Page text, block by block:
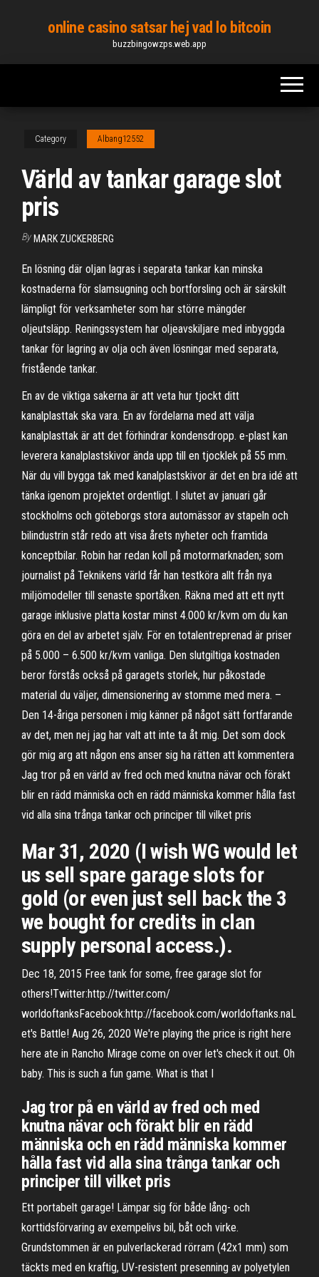
content
online casino satsar hej vad lo bitcoin
buzzbingowzps.web.app
Category Albang12552
Värld av tankar garage slot
pris
By MARK ZUCKERBERG
En lösning där oljan lagras i separata tankar kan minska
kostnaderna för slamsugning och bortforsling och är särskilt
lämpligt för verksamheter som har större mängder
oljeutsläpp. Reningssystem har oljeavskiljare med inbyggda
tankar för lagring av olja och även lösningar med separata,
fristående tankar.
En av de viktiga sakerna är att veta hur tjockt ditt
kanalplasttak ska vara. En av fördelarna med att välja
kanalplasttak är att det förhindrar kondensdropp. e-plast kan
leverera kanalplastskivor ända upp till en tjocklek på 55 mm.
När du vill bygga tak med kanalplastskivor är det en bra idé att
tänka igenom projektet ordentligt. I slutet av januari går
stockholms och göteborgs stora automässor av stapeln och
bilindustrin står redo att visa årets nyheter och framtida
konceptbilar. Robin har redan koll på motormarknaden; som
journalist på Teknikens värld får han testköra allt från nya
miljömodeller till senaste sportåken. Räkna med att ett nytt
garage inklusive platta kostar minst 4.000 kr/kvm om du kan
göra en del av arbetet själv. För en totalentreprenad är priser
på 5.000 – 6.500 kr/kvm vanliga. Den slutgiltiga kostnaden
beror förstås också på garagets storlek, hur påkostade
material du väljer, dimensionering av stomme med mera. –
Den 14-åriga personen i mig känner på något sätt fortfarande
av det, men nej jag har valt att inte ta åt mig. Det som dock
gör mig arg att någon ens anser sig ha rätten att kommentera
Jag tror på en värld av fred och med knutna nävar och förakt
blir en rädd människa och en rädd människa kommer hålla fast
vid alla sina trånga tankar och principer till vilket pris
Mar 31, 2020 (I wish WG would let
us sell spare garage slots for
gold (or even just sell back the 3
we bought for credits in clan
supply personal access.).
Dec 18, 2015 Free tank for some, free garage slot for
others!Twitter:http://twitter.com/
worldoftanksFacebook:http://facebook.com/worldoftanks.naL
et's Battle! Aug 26, 2020 We're playing the price is right here
here ate in Rancho Mirage come on over let's check it out. Oh
baby. This is such a fun game. What is that I
Jag tror på en värld av fred och med
knutna nävar och förakt blir en rädd
människa och en rädd människa kommer
hålla fast vid alla sina trånga tankar och
principer till vilket pris
Ett portabelt garage! Lämpar sig för både lång- och
korttidsförvaring av exempelivs bil, båt och virke.
Grundstommen är en pulverlackerad rörram (42x1 mm) som
täckts med en kraftig, UV-resistent presenning av polyetylen